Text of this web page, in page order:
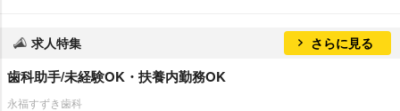
求人特集 さらに見る
歯科助手/未経験OK・扶養内勤務OK
永福すずき歯科